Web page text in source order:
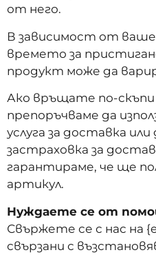
от него.
В зависимост от
времето за
продукт може да
Ако връщате по-скъпи
препоръчваме да
услуга за доставка
застраховка за
гарантираме, че ще
артикул.
Нуждаете се от
Свържете се с нас на
свързани с